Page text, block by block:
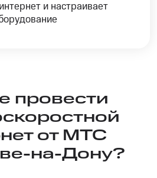
и настраивает
провести
от МТС
на-Дону?